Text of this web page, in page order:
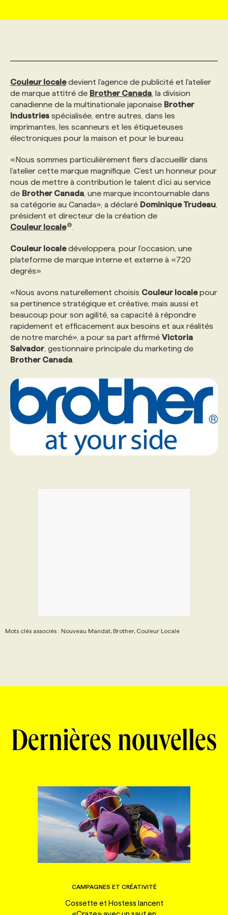
AFFAIRES DE L'INDUSTRIE
INITIATIVES NUMÉRIQUES
PRIX ET DISTINCTIONS
TENDANCES
WEB & MÉDIAS SOCIAUX
MARKETING DURABLE
GEO/SEO
ÉVÉNEMENTIEL
NOS AUTEUR‧RICES
INFOLETTRE PUBLICITÉ
ANNONCEZ AVEC NOUS
CONSULTER LA CVTHÈQUE
PROFIL ENTREPRISE
FAQ
ANNONCEZ AVEC NOUS
VOIR LES OFFRES
PROFIL CANDIDAT
FAQ
ANNONCEZ AVEC NOUS
NOS FORMATIONS EN LIGNE
NOS PARCOURS DE FORMATIONS
FORMATIONS PERSONNALISÉES
NOS FORMATEUR‧RICES
POURQUOI CHOISIR NOS FORMATIONS
NOS TARIFS
PROGRAMMES DE SUBVENTIONS
ANNONCEZ AVEC NOUS
CHASSE DE TÊTE
SERVICE DE CHASSE DE TÊTE
NOS TARIFS
NOS EXPERTISES
FAQ
ANNONCEZ AVEC NOUS
Couleur localedevient l'agence de publicité et l'atelier
de marque attitré de Brother Canada , la division
canadienne de la multinationale japonaise Brother
Industries spécialisée, entre autres, dans les
imprimantes, les scanneurs et les étiqueteuses
électroniques pour la maison et pour le bureau.
«Nous sommes particulièrement fiers d’accueillir dans
l’atelier cette marque magnifique. C’est un honneur pour
nous de mettre à contribution le talent d’ici au service
de Brother Canada , une marque incontournable dans
sa catégorie au Canada», a déclaré Dominique Trudeau
président et directeur de la création de
Couleur locale
Couleur localedéveloppera, pour l'occasion, une
plateforme de marque interne et externe à «720
degrés».
«Nous avons naturellement choisis Couleur localepour
sa pertinence stratégique et créative, mais aussi et
beaucoup pour son agilité, sa capacité à répondre
rapidement et efficacement aux besoins et aux réalités
de notre marché», a pour sa part affirmé Victoria
Salvador , gestionnaire principale du marketing de
Brother Canada
Mots clés associés : Nouveau Mandat, Brother, Couleur Locale
Dernières nouvelles
CAMPAGNES ET CRÉATIVITÉ
Cossette et Hostess lancent